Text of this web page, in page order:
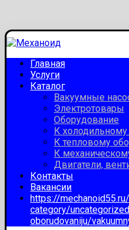
Главная
Услуги
Каталог
Вакуумные
Электротовары
Оборудование
К
К тепловому
К
Двигатели,
Контакты
Вакансии
https://
category/
oborudovaniju/